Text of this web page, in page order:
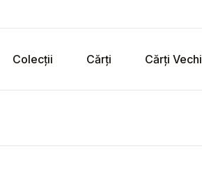
Colecții Cărți Cărți Vechi